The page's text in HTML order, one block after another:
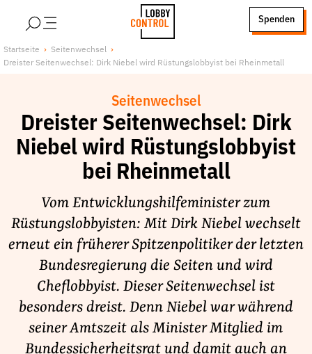
StartSeite
Spenden
Über uns
Finanzierung
Jobs
Publikationen und Material
Unsere Schwerpunkte
Lobbykontrolle und Regeln
Lobbyismus und Klima
Macht der Digitalkonzerne
Spenden & Fördern
Jetzt Spenden
Startseite
Seitenwechsel
Dreister Seitenwechsel: Dirk Niebel wird Rüstungslobbyist bei Rheinmetall
Seitenwechsel
Dreister Seitenwechsel: Dirk
Niebel wird Rüstungslobbyist
bei Rheinmetall
Vom Entwicklungshilfeminister zum
Rüstungslobbyisten: Mit Dirk Niebel wechselt
erneut ein früherer Spitzenpolitiker der letzten
Bundesregierung die Seiten und wird
Cheflobbyist. Dieser Seitenwechsel ist
besonders dreist. Denn Niebel war während
seiner Amtszeit als Minister Mitglied im
Bundessicherheitsrat und damit auch an